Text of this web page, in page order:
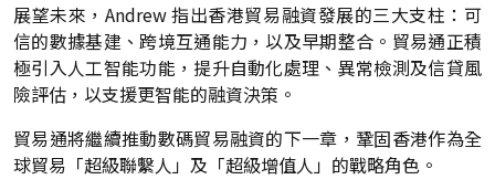
展望未來，Andrew 指出香港貿易融資發展的三大支柱：可
信的數據基建、跨境互通能力，以及早期整合。貿易通正積
極引入人工智能功能，提升自動化處理、異常檢測及信貸風
險評估，以支援更智能的融資決策。
貿易通將繼續推動數碼貿易融資的下一章，鞏固香港作為全
球貿易「超級聯繫人」及「超級增值人」的戰略角色。